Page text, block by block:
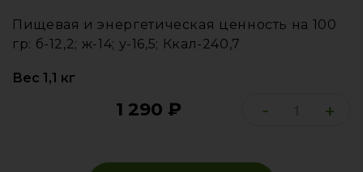
Пищевая и энергетическая ценность на 100
гр: б-12,2; ж-14; у-16,5; Ккал-240,7
Вес 1,1 кг
1 290 ₽ - +